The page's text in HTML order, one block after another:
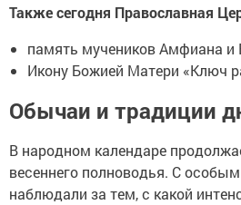
Также сегодня Православная
память мучеников Амфиана и
Икону Божией Матери «Ключ
Обычаи и традиции
В народном календаре
весеннего полноводья. С
наблюдали за тем, с какой